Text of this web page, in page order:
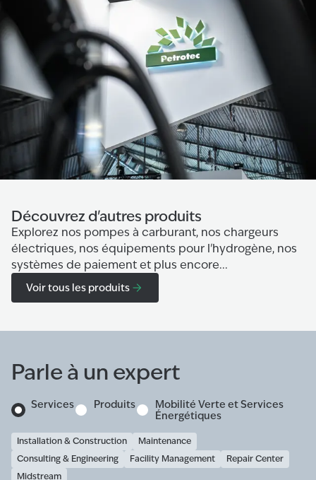
Découvrez d'autres produits
Explorez nos pompes à carburant, nos chargeurs
électriques, nos équipements pour l'hydrogène, nos
systèmes de paiement et plus encore...
Voir tous les produits
Parle à un expert
Services Produits
Mobilité Verte et Services
Énergétiques
Installation & Construction
Maintenance
Consulting & Engineering
Facility Management
Repair Center
Midstream